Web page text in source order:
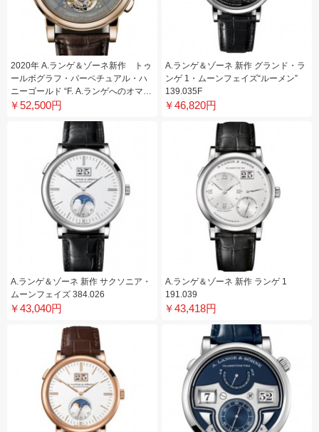
2020年 A.ランゲ＆ゾーネ新作 トゥ
ールボグラフ・パーペチュアル・ハ
ニーゴールド “F. A.ランゲへのオマー
ジュ”706.050FE
￥52,500円
A.ランゲ＆ゾーネ 新作 グランド・ラ
ンゲ 1・ムーンフェイズ“ルーメン”
139.035F
￥46,820円
A.ランゲ＆ゾーネ 新作 サクソニア・
ムーンフェイズ 384.026
￥43,040円
A.ランゲ＆ゾーネ 新作 ランゲ 1
191.039
￥43,418円